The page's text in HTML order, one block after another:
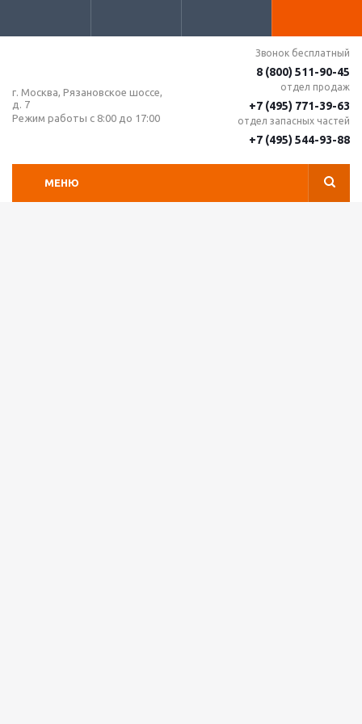
г. Москва, Рязановское шоссе,
д. 7
Режим работы с 8:00 до 17:00
Звонок бесплатный
8 (800) 511-90-45
отдел продаж
+7 (495) 771-39-63
отдел запасных частей
+7 (495) 544-93-88
МЕНЮ